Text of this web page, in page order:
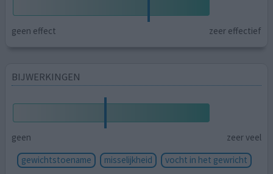
geen effect zeer effectief
BIJWERKINGEN
geen
zeer veel
gewichtstoename
misselijkheid vocht in het gewricht